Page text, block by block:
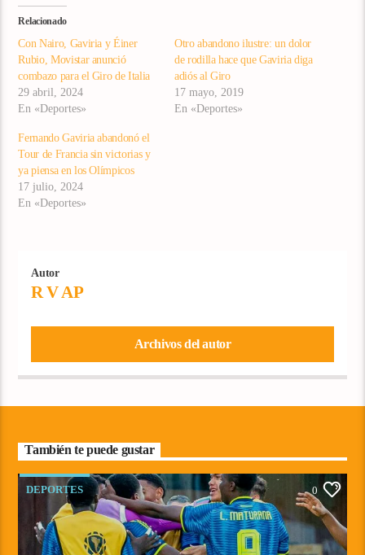
Relacionado
Con Nairo, Gaviria y Éiner
Rubio, Movistar anunció
combazo para el Giro de Italia
29 abril, 2024
En «Deportes»
Otro abandono ilustre: un dolor
de rodilla hace que Gaviria diga
adiós al Giro
17 mayo, 2019
En «Deportes»
Fernando Gaviria abandonó el
Tour de Francia sin victorias y
ya piensa en los Olímpicos
17 julio, 2024
En «Deportes»
Autor
R V AP
Archivos del autor
También te puede gustar
DEPORTES 0